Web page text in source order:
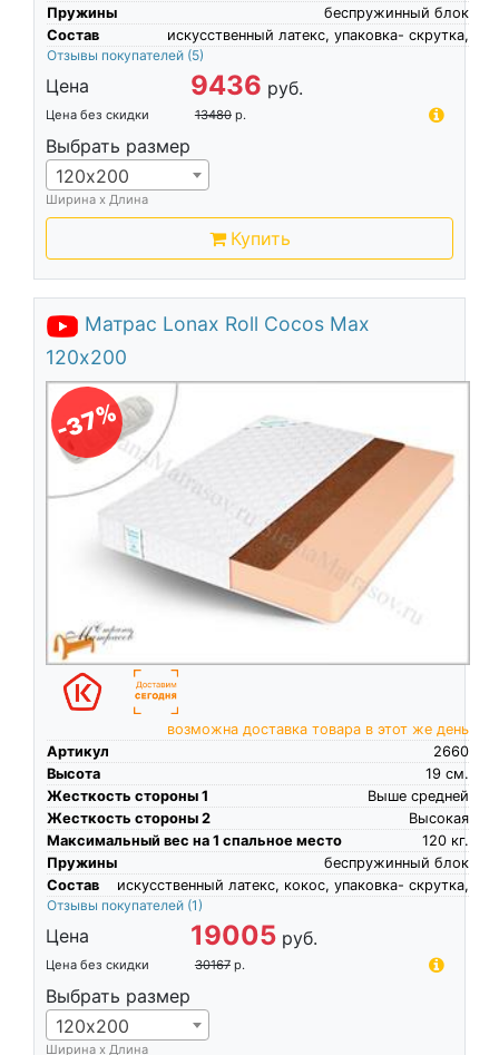
Пружины
беспружинный блок
Состав
искусственный латекс, упаковка- скрутка,
Отзывы покупателей (5)
Цена 9436 руб.
Цена без скидки 13480 р.
Выбрать размер
120х200
Ширина х Длина
Купить
Матрас Lonax Roll Cocos Max
120х200
-37%
возможна доставка товара в этот же день
Артикул
2660
Высота
см.
19
Жесткость стороны 1
Выше средней
Жесткость стороны 2
Высокая
Максимальный вес на 1 спальное место
кг.
120
Пружины
беспружинный блок
Состав
искусственный латекс, кокос, упаковка- скрутка,
Отзывы покупателей (1)
Цена 19005 руб.
Цена без скидки 30167 р.
Выбрать размер
120х200
Ширина х Длина